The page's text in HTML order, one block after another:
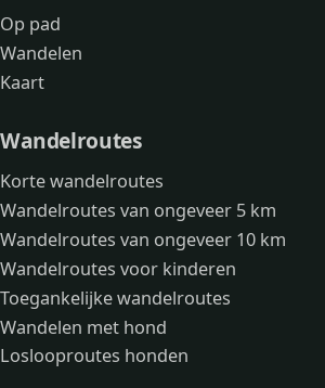
Op pad
Wandelen
Kaart
Wandelroutes
Korte wandelroutes
Wandelroutes van ongeveer 5 km
Wandelroutes van ongeveer 10 km
Wandelroutes voor kinderen
Toegankelijke wandelroutes
Wandelen met hond
Loslooproutes honden